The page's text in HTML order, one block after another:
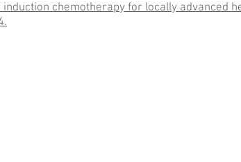
chemotherapy for locally advanced